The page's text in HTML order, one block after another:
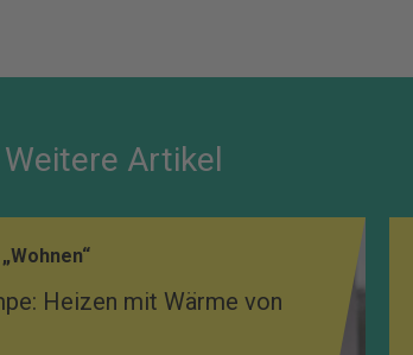
Weitere Artikel
Heizen mit Wärme von